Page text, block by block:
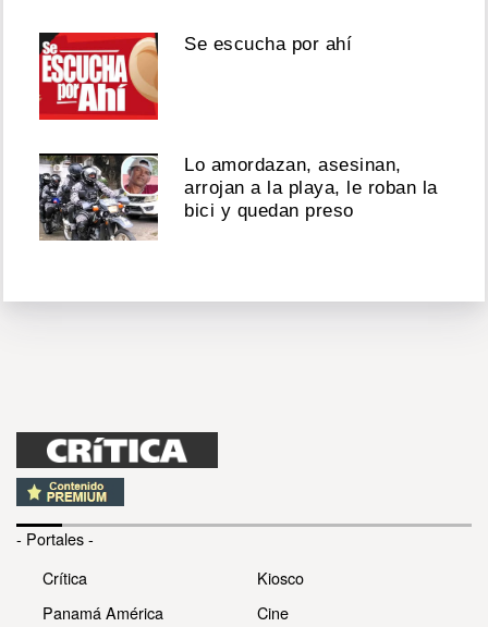
Se escucha por ahí
Lo amordazan, asesinan,
arrojan a la playa, le roban la
bici y quedan preso
- Portales -
Crítica
Panamá América
Kiosco
Cine